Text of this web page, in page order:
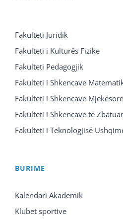
Fakulteti Juridik
Fakulteti i Kulturës Fizike
Fakulteti Pedagogjik
Fakulteti i Shkencave
Fakulteti i Shkencave Mjekësore
Fakulteti i Shkencave të
Fakulteti i Teknologjisë
BURIME
Kalendari Akademik
Klubet sportive